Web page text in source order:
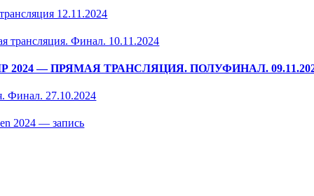
12.11.2024
трансляция. Финал. 10.11.2024
2024 — ПРЯМАЯ ТРАНСЛЯЦИЯ. ПОЛУФИНАЛ.
Финал. 27.10.2024
2024 — запись